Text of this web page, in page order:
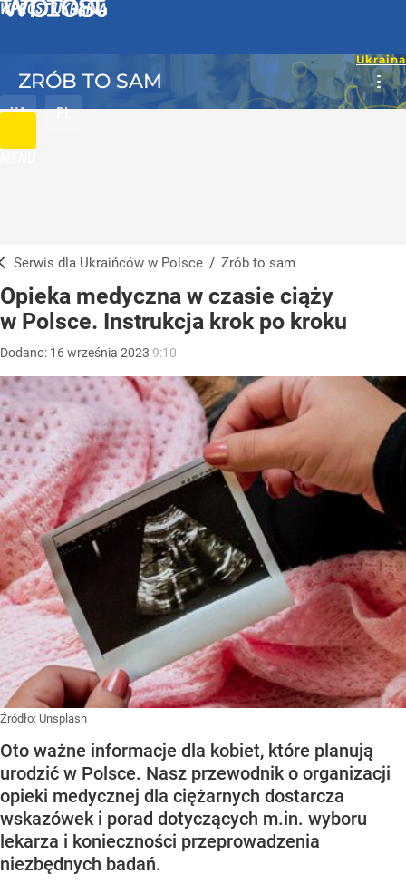
WPROST UKRAINA
UA PL
ZRÓB TO SAM
Serwis dla Ukraińców w Polsce / Zrób to sam
Opieka medyczna w czasie ciąży
w Polsce. Instrukcja krok po kroku
Dodano: 16września 2023 9:10
Źródło: Unsplash
Oto ważne informacje dla kobiet, które planują
urodzić w Polsce. Nasz przewodnik o organizacji
opieki medycznej dla ciężarnych dostarcza
wskazówek i porad dotyczących m.in. wyboru
lekarza i konieczności przeprowadzenia
niezbędnych badań.